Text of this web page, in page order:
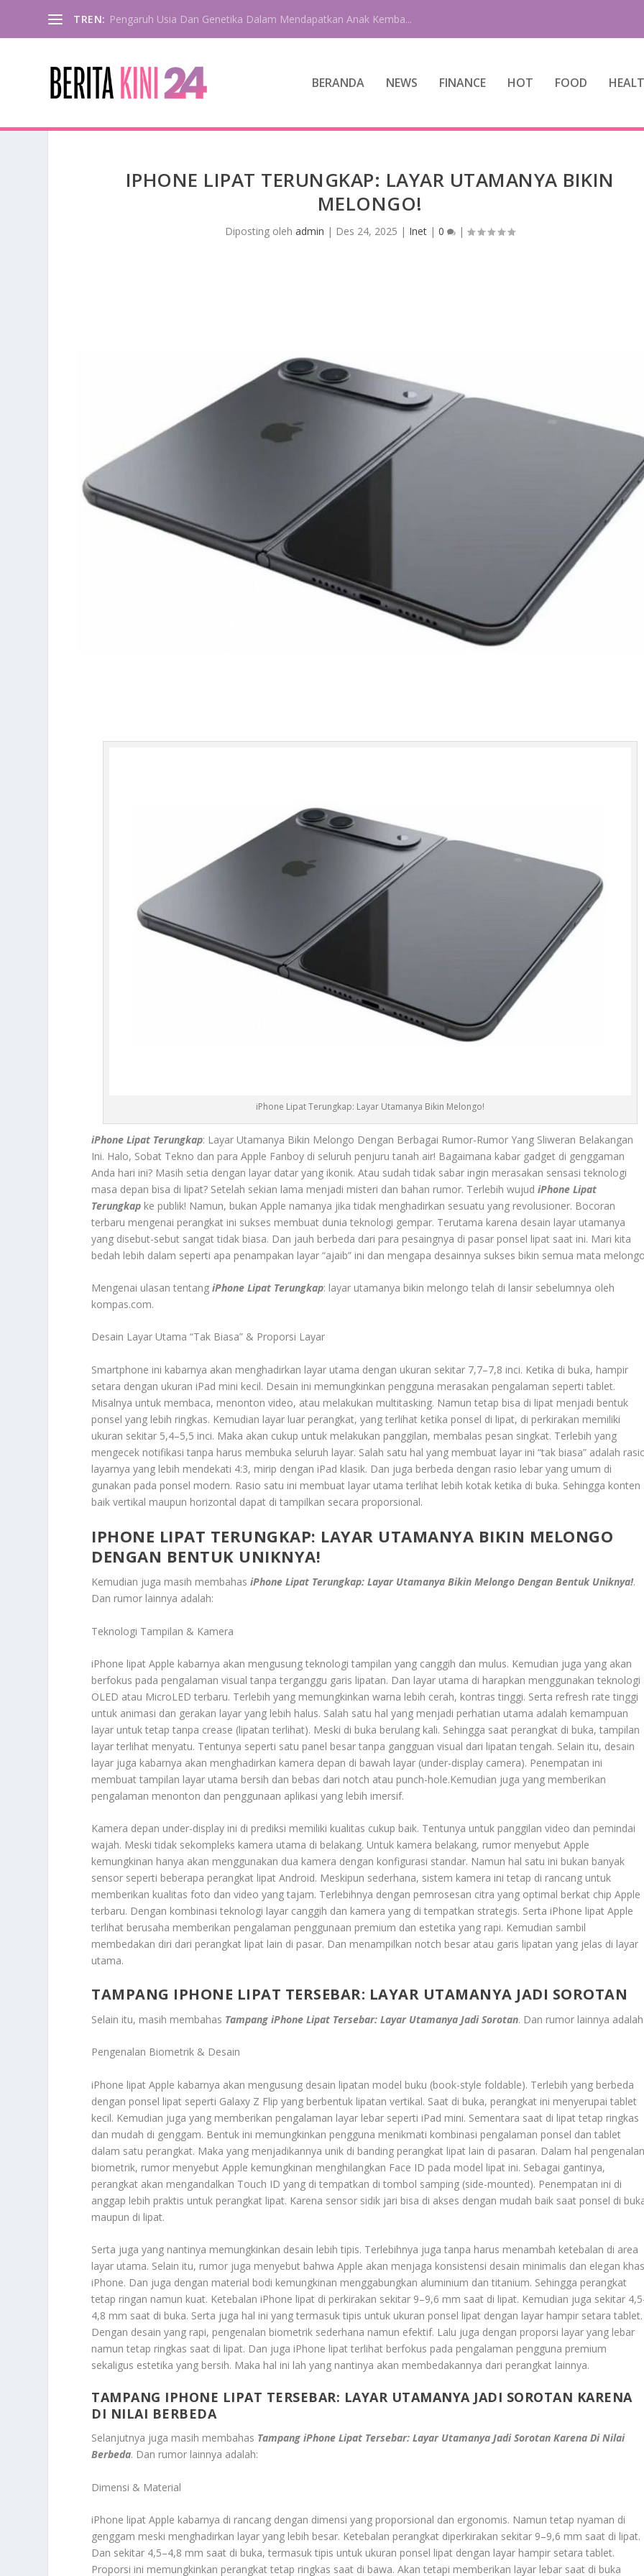
TREN: Pengaruh Usia Dan Genetika Dalam Mendapatkan Anak Kemba...
BERANDA NEWS FINANCE HOT FOOD
IPHONE LIPAT TERUNGKAP: LAYAR UTAMANYA BIKIN
MELONGO!
Diposting olehadmin | Des 24, 2025 | Inet |0 |
iPhone Lipat Terungkap: Layar Utamanya Bikin Melongo!
iPhone Lipat Terungkap: Layar Utamanya Bikin Melongo Dengan Berbagai Rumor-Rumor Yang Sliweran Belakangan
Ini. Halo, Sobat Tekno dan para Apple Fanboy di seluruh penjuru tanah air! Bagaimana kabar gadget di genggaman
Anda hari ini? Masih setia dengan layar datar yang ikonik. Atau sudah tidak sabar ingin merasakan sensasi teknologi
masa depan bisa di lipat? Setelah sekian lama menjadi misteri dan bahan rumor. Terlebih wujudiPhone Lipat
Terungkap ke publik! Namun, bukan Apple namanya jika tidak menghadirkan sesuatu yang revolusioner. Bocoran
terbaru mengenai perangkat ini sukses membuat dunia teknologi gempar. Terutama karena desain layar utamanya
yang disebut-sebut sangat tidak biasa. Dan jauh berbeda dari para pesaingnya di pasar ponsel lipat saat ini. Mari kita
bedah lebih dalam seperti apa penampakan layar “ajaib” ini dan mengapa desainnya sukses bikin semua mata
Mengenai ulasan tentangiPhone Lipat Terungkap: layar utamanya bikin melongo telah di lansir sebelumnya oleh
kompas.com.
Desain Layar Utama “Tak Biasa” & Proporsi Layar
Smartphone ini kabarnya akan menghadirkan layar utama dengan ukuran sekitar 7,7–7,8 inci. Ketika di buka, hampir
setara dengan ukuran iPad mini kecil. Desain ini memungkinkan pengguna merasakan pengalaman seperti tablet.
Misalnya untuk membaca, menonton video, atau melakukan multitasking. Namun tetap bisa di lipat menjadi bentuk
ponsel yang lebih ringkas. Kemudian layar luar perangkat, yang terlihat ketika ponsel di lipat, di perkirakan memiliki
ukuran sekitar 5,4–5,5 inci. Maka akan cukup untuk melakukan panggilan, membalas pesan singkat. Terlebih yang
mengecek notifikasi tanpa harus membuka seluruh layar. Salah satu hal yang membuat layar ini “tak biasa” adalah
layarnya yang lebih mendekati 4:3, mirip dengan iPad klasik. Dan juga berbeda dengan rasio lebar yang umum di
gunakan pada ponsel modern. Rasio satu ini membuat layar utama terlihat lebih kotak ketika di buka. Sehingga konten
baik vertikal maupun horizontal dapat di tampilkan secara proporsional.
IPHONE LIPAT TERUNGKAP: LAYAR UTAMANYA BIKIN MELONGO
DENGAN BENTUK UNIKNYA!
Kemudian juga masih membahasiPhone Lipat Terungkap: Layar Utamanya Bikin Melongo Dengan Bentuk Uniknya!.
Dan rumor lainnya adalah:
Teknologi Tampilan & Kamera
iPhone lipat Apple kabarnya akan mengusung teknologi tampilan yang canggih dan mulus. Kemudian juga yang akan
berfokus pada pengalaman visual tanpa terganggu garis lipatan. Dan layar utama di harapkan menggunakan teknologi
OLED atau MicroLED terbaru. Terlebih yang memungkinkan warna lebih cerah, kontras tinggi. Serta refresh rate tinggi
untuk animasi dan gerakan layar yang lebih halus. Salah satu hal yang menjadi perhatian utama adalah kemampuan
layar untuk tetap tanpa crease (lipatan terlihat). Meski di buka berulang kali. Sehingga saat perangkat di buka, tampilan
layar terlihat menyatu. Tentunya seperti satu panel besar tanpa gangguan visual dari lipatan tengah. Selain itu, desain
layar juga kabarnya akan menghadirkan kamera depan di bawah layar (under-display camera). Penempatan ini
membuat tampilan layar utama bersih dan bebas dari notch atau punch-hole.Kemudian juga yang memberikan
pengalaman menonton dan penggunaan aplikasi yang lebih imersif.
Kamera depan under-display ini di prediksi memiliki kualitas cukup baik. Tentunya untuk panggilan video dan pemindai
wajah. Meski tidak sekompleks kamera utama di belakang. Untuk kamera belakang, rumor menyebut Apple
kemungkinan hanya akan menggunakan dua kamera dengan konfigurasi standar. Namun hal satu ini bukan banyak
sensor seperti beberapa perangkat lipat Android. Meskipun sederhana, sistem kamera ini tetap di rancang untuk
memberikan kualitas foto dan video yang tajam. Terlebihnya dengan pemrosesan citra yang optimal berkat chip Apple
terbaru. Dengan kombinasi teknologi layar canggih dan kamera yang di tempatkan strategis. Serta iPhone lipat Apple
terlihat berusaha memberikan pengalaman penggunaan premium dan estetika yang rapi. Kemudian sambil
membedakan diri dari perangkat lipat lain di pasar. Dan menampilkan notch besar atau garis lipatan yang jelas di layar
utama.
TAMPANG IPHONE LIPAT TERSEBAR: LAYAR UTAMANYA JADI SOROTAN
Selain itu, masih membahas Tampang iPhone Lipat Tersebar: Layar Utamanya Jadi Sorotan. Dan rumor lainnya
Pengenalan Biometrik & Desain
iPhone lipat Apple kabarnya akan mengusung desain lipatan model buku (book-style foldable). Terlebih yang berbeda
dengan ponsel lipat seperti Galaxy Z Flip yang berbentuk lipatan vertikal. Saat di buka, perangkat ini menyerupai tablet
kecil. Kemudian juga yang memberikan pengalaman layar lebar seperti iPad mini. Sementara saat di lipat tetap ringkas
dan mudah di genggam. Bentuk ini memungkinkan pengguna menikmati kombinasi pengalaman ponsel dan tablet
dalam satu perangkat. Maka yang menjadikannya unik di banding perangkat lipat lain di pasaran. Dalam hal
biometrik, rumor menyebut Apple kemungkinan menghilangkan Face ID pada model lipat ini. Sebagai gantinya,
perangkat akan mengandalkan Touch ID yang di tempatkan di tombol samping (side-mounted). Penempatan ini di
anggap lebih praktis untuk perangkat lipat. Karena sensor sidik jari bisa di akses dengan mudah baik saat ponsel di
maupun di lipat.
Serta juga yang nantinya memungkinkan desain lebih tipis. Terlebihnya juga tanpa harus menambah ketebalan di area
layar utama. Selain itu, rumor juga menyebut bahwa Apple akan menjaga konsistensi desain minimalis dan elegan
iPhone. Dan juga dengan material bodi kemungkinan menggabungkan aluminium dan titanium. Sehingga perangkat
tetap ringan namun kuat. Ketebalan iPhone lipat di perkirakan sekitar 9–9,6 mm saat di lipat. Kemudian juga sekitar
4,8 mm saat di buka. Serta juga hal ini yang termasuk tipis untuk ukuran ponsel lipat dengan layar hampir setara tablet.
Dengan desain yang rapi, pengenalan biometrik sederhana namun efektif. Lalu juga dengan proporsi layar yang lebar
namun tetap ringkas saat di lipat. Dan juga iPhone lipat terlihat berfokus pada pengalaman pengguna premium
sekaligus estetika yang bersih. Maka hal ini lah yang nantinya akan membedakannya dari perangkat lainnya.
TAMPANG IPHONE LIPAT TERSEBAR: LAYAR UTAMANYA JADI SOROTAN KARENA
DI NILAI BERBEDA
Selanjutnya juga masih membahas Tampang iPhone Lipat Tersebar: Layar Utamanya Jadi Sorotan Karena Di Nilai
Berbeda. Dan rumor lainnya adalah:
Dimensi & Material
iPhone lipat Apple kabarnya di rancang dengan dimensi yang proporsional dan ergonomis. Namun tetap nyaman di
genggam meski menghadirkan layar yang lebih besar. Ketebalan perangkat diperkirakan sekitar 9–9,6 mm saat di lipat.
Dan sekitar 4,5–4,8 mm saat di buka, termasuk tipis untuk ukuran ponsel lipat dengan layar hampir setara tablet.
Proporsi ini memungkinkan perangkat tetap ringkas saat di bawa. Akan tetapi memberikan layar lebar saat di buka